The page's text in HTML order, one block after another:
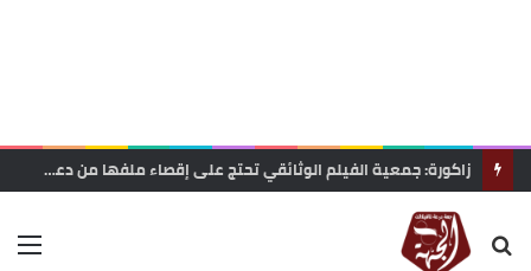
الرشيدية .. نزيف على أسفلت بوذنيب.. متى تتدخل السلطات لوقف حوادث السير ؟